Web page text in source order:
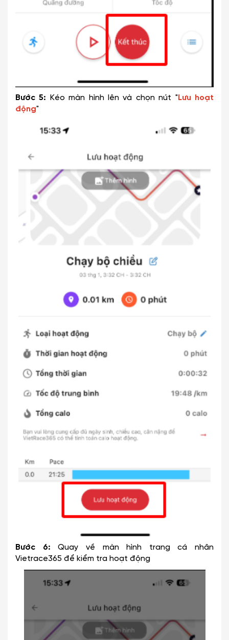
Bước 5: Kéo màn hình lên và chọn nút "Lưu hoạt
động"
Bước 6:Quay về màn hình trang cá nhân
Vietrace365 để kiểm tra hoạt động